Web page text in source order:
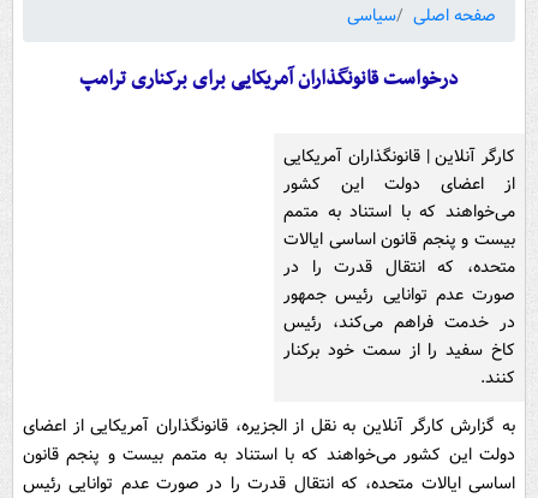
صفحه اصلی
سیاسی
درخواست قانونگذاران آمریکایی برای برکناری ترامپ
کارگر آنلاین | قانونگذاران آمریکایی
از اعضای دولت این کشور
می‌خواهند که با استناد به متمم
بیست و پنجم قانون اساسی ایالات
متحده، که انتقال قدرت را در
صورت عدم توانایی رئیس جمهور
در خدمت فراهم می‌کند، رئیس
کاخ سفید را از سمت خود برکنار
کنند.
به گزارش کارگر آنلاین به نقل از الجزیره، قانونگذاران آمریکایی از اعضای
دولت این کشور می‌خواهند که با استناد به متمم بیست و پنجم قانون
اساسی ایالات متحده، که انتقال قدرت را در صورت عدم توانایی رئیس